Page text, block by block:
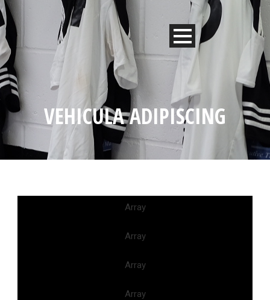
VEHICULA ADIPISCING
Array
Array
Array
Array